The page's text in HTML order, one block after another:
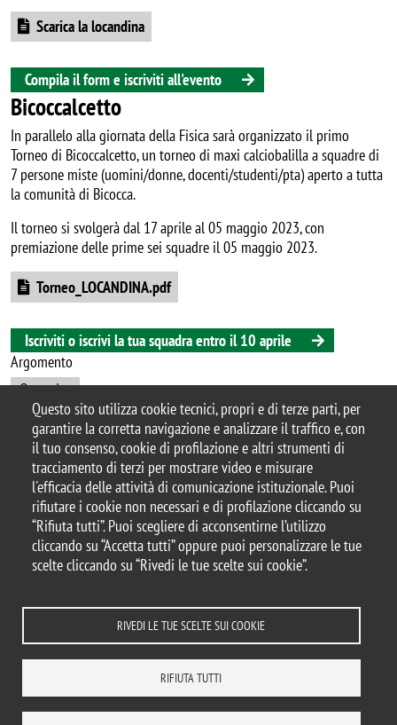
Questo sito utilizza cookie tecnici, propri e di terze parti, per
garantire la corretta navigazione e analizzare il traffico e, con
il tuo consenso, cookie di profilazione e altri strumenti di
tracciamento di terzi per mostrare video e misurare
l'efficacia delle attività di comunicazione istituzionale. Puoi
rifiutare i cookie non necessari e di profilazione cliccando su
“Rifiuta tutti”. Puoi scegliere di acconsentirne l’utilizzo
cliccando su “Accetta tutti” oppure puoi personalizzare le tue
scelte cliccando su “Rivedi le tue scelte sui cookie”.
RIVEDI LE TUE SCELTE SUI COOKIE
RIFIUTA TUTTI
Document
Scarica la locandina
Compila il form e iscriviti all'evento
Bicoccalcetto
In parallelo alla giornata della Fisica sarà organizzato il primo
Torneo di Bicoccalcetto, un torneo di maxi calciobalilla a squadre di
7 persone miste (uomini/donne, docenti/studenti/pta) aperto a tutta
la comunità di Bicocca.
Il torneo si svolgerà dal 17 aprile al 05 maggio 2023, con
premiazione delle prime sei squadre il 05 maggio 2023.
DocumentTorneo_LOCANDINA.pdf
Iscriviti o iscrivi la tua squadra entro il 10 aprile
Argomento
Open day
© 2025 Università degli Studi di Milano-Bicocca
Piazza dell'Ateneo Nuovo, 1 - 20126, Milano
Casella PEC:ateneo.bicocca@pec.unimib.it
P.I. 12621570154 |
redazioneweb.fisica@unimib.it
Note legali Privacy e cookie policy Amministrazione trasparente
Dichiarazione di accessibilità
Rivedi le tue scelte sui cookie Statistiche di accesso